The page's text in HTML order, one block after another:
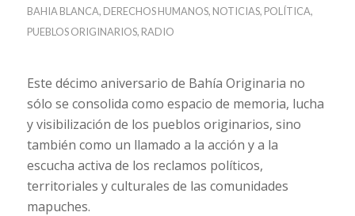
BAHIA BLANCA, DERECHOS HUMANOS, NOTICIAS, POLÍTICA,
PUEBLOS ORIGINARIOS, RADIO
Este décimo aniversario de Bahía Originaria no
sólo se consolida como espacio de memoria, lucha
y visibilización de los pueblos originarios, sino
también como un llamado a la acción y a la
escucha activa de los reclamos políticos,
territoriales y culturales de las comunidades
mapuches.